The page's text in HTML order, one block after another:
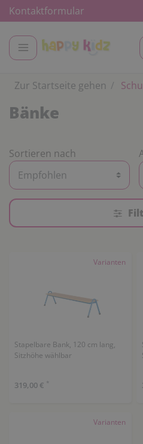
Kontaktformular
Zur Startseite gehen
Bänke
Sortieren nach
Varianten
Stapelbare Bank, 120 cm lang,
Sitzhöhe wählbar
319,00 € *
Varianten